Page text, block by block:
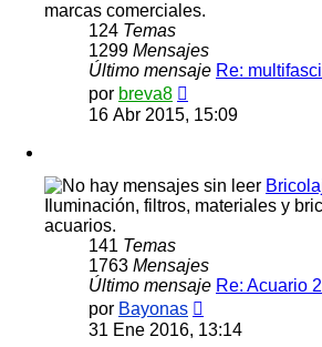
marcas comerciales.
124 Temas
1299 Mensajes
Último mensaje Re:
por breva8
último
mensaje
16 Abr 2015, 15:09
Iluminación, filtros, materiales y
acuarios.
141 Temas
1763 Mensajes
Último mensaje Re: Acuario
por Bayonas
último
31 Ene 2016, 13:14